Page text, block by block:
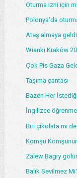
Oturma izni için
Polonya'da
Ateş almaya
Wianki Kraków
Çok Pis Gaza
Taşıma çantası
Bazen Her
İngilizce
Biri çikolata mı
Komşu
Zalew Bagry
Balık Sevilmez